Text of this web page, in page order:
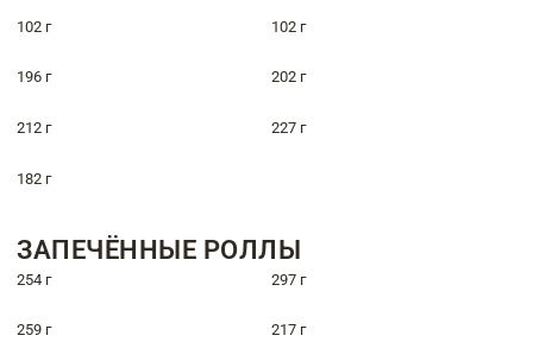
102 г 102 г
196 г 202 г
212 г 227 г
182 г
ЗАПЕЧЁННЫЕ РОЛЛЫ
254 г 297 г
259 г 217 г